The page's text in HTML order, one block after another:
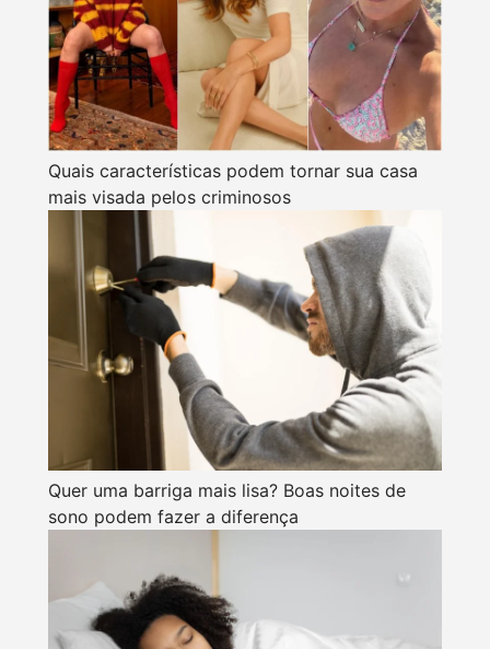
Quais características podem tornar sua casa
mais visada pelos criminosos
Quer uma barriga mais lisa? Boas noites de
sono podem fazer a diferença